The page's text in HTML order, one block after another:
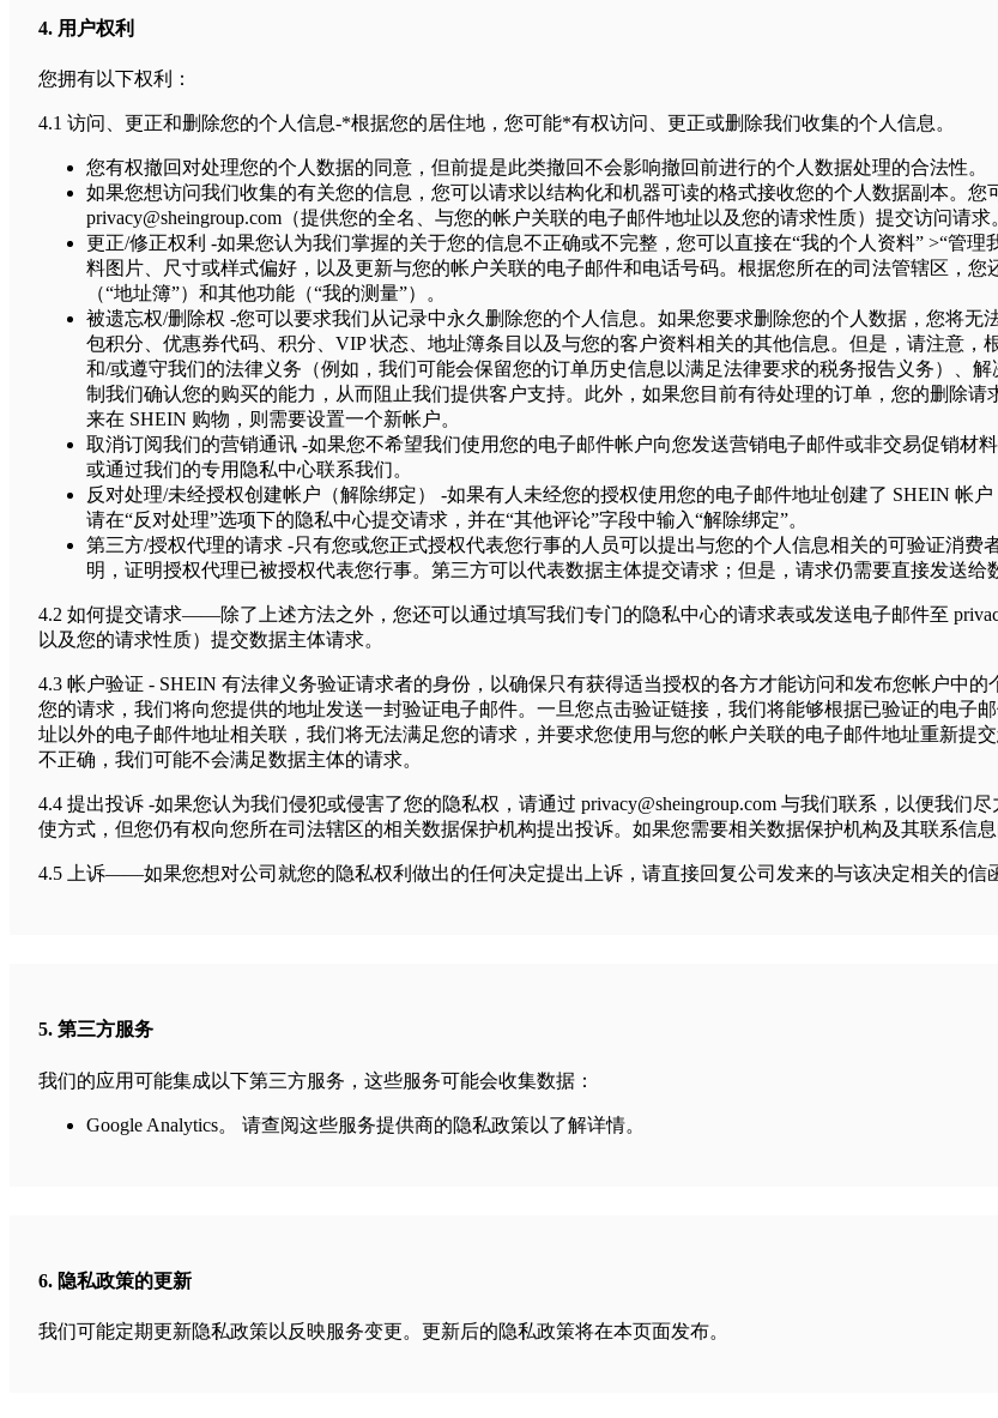
4. 用户权利
您拥有以下权利：
4.1 访问、更正和删除您的个人信息-*根据您的居住地，您可能*有权访问、更正或删除我们收集的个人信息。
您有权撤回对处理您的个人数据的同意，但前提是此类撤回不会影响撤回前进行的个人数据处理的合法性。
如果您想访问我们收集的有关您的信息，您可以请求以结构化和机器可读的格式接收您的个人数据副本。
privacy@sheingroup.com （提供您的全名、与您的帐户关联的电子邮件地址以及您的请求性质）提交访问请求
更正/修正权利 -如果您认为我们掌握的关于您的信息不正确或不完整，您可以直接在“我的个人资料” >“管
料图片、尺寸或样式偏好，以及更新与您的帐户关联的电子邮件和电话号码。根据您所在的司法管辖区，
（“地址簿”）和其他功能（“我的测量”）。
被遗忘权/删除权 -您可以要求我们从记录中永久删除您的个人信息。如果您要求删除您的个人数据，您将
包积分、优惠券代码、积分、VIP 状态、地址簿条目以及与您的客户资料相关的其他信息。但是，请注意
和/或遵守我们的法律义务（例如，我们可能会保留您的订单历史信息以满足法律要求的税务报告义务）、
制我们确认您的购买的能力，从而阻止我们提供客户支持。此外，如果您目前有待处理的订单，您的删除
来在 SHEIN 购物，则需要设置一个新帐户。
取消订阅我们的营销通讯 -如果您不希望我们使用您的电子邮件帐户向您发送营销电子邮件或非交易促销材
或通过我们的专用隐私中心联系我们。
反对处理/未经授权创建帐户（解除绑定） -如果有人未经您的授权使用您的电子邮件地址创建了 SHEIN 帐
请在“反对处理”选项下的隐私中心提交请求，并在“其他评论”字段中输入“解除绑定”。
第三方/授权代理的请求 -只有您或您正式授权代表您行事的人员可以提出与您的个人信息相关的可验证消
明，证明授权代理已被授权代表您行事。第三方可以代表数据主体提交请求；但是，请求仍需要直接发送给
4.2 如何提交请求——除了上述方法之外，您还可以通过填写我们专门的隐私中心的请求表或发送电子邮件至
以及您的请求性质）提交数据主体请求。
4.3 帐户验证 - SHEIN 有法律义务验证请求者的身份，以确保只有获得适当授权的各方才能访问和发布您帐户中
您的请求，我们将向您提供的地址发送一封验证电子邮件。一旦您点击验证链接，我们将能够根据已验证的电子
址以外的电子邮件地址相关联，我们将无法满足您的请求，并要求您使用与您的帐户关联的电子邮件地址重新提
不正确，我们可能不会满足数据主体的请求。
4.4 提出投诉 -如果您认为我们侵犯或侵害了您的隐私权，请通过 privacy@sheingroup.com 与我们联系，以便我们
使方式，但您仍有权向您所在司法辖区的相关数据保护机构提出投诉。如果您需要相关数据保护机构及其联系信息
4.5 上诉——如果您想对公司就您的隐私权利做出的任何决定提出上诉，请直接回复公司发来的与该决定相关的信
5. 第三方服务
我们的应用可能集成以下第三方服务，这些服务可能会收集数据：
Google Analytics。 请查阅这些服务提供商的隐私政策以了解详情。
6. 隐私政策的更新
我们可能定期更新隐私政策以反映服务变更。更新后的隐私政策将在本页面发布。